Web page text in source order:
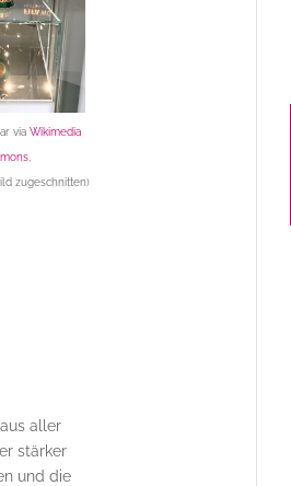
via Wikimedia
,
zugeschnitten)
aller
stärker
und die